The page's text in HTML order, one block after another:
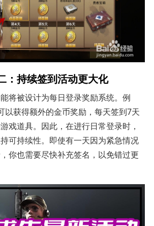
：持续签到活动更大化
将被设计为每日登录奖励系统。例
以获得额外的金币奖励，每天签到7天
戏道具。因此，在进行日常登录时，
可持续性。即使有一天因为紧急情况
你也需要尽快补充签名，以免错过更